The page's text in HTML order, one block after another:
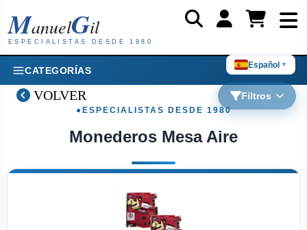
Español ▼
ManuelGil
ESPECIALISTAS DESDE 1980
CATEGORÍAS
VOLVER Filtros
Monederos Mesa Aire